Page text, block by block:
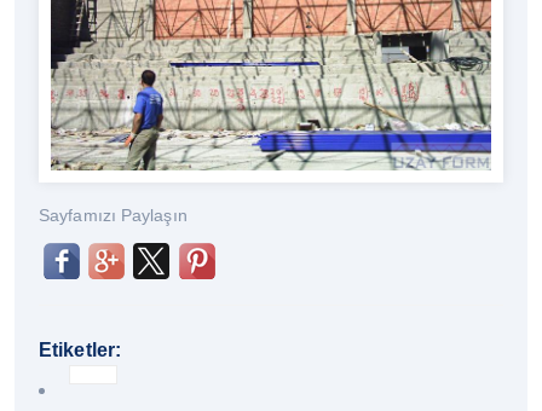
Sayfamızı Paylaşın
Etiketler: